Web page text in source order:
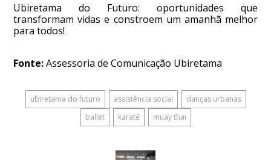
Ubiretama do Futuro: oportunidades que
transformam vidas e constroem um amanhã melhor
para todos!
Fonte:Assessoria de Comunicação Ubiretama
ubiretama do futuro assistência social
danças urbanas
ballet
karatê muay thai